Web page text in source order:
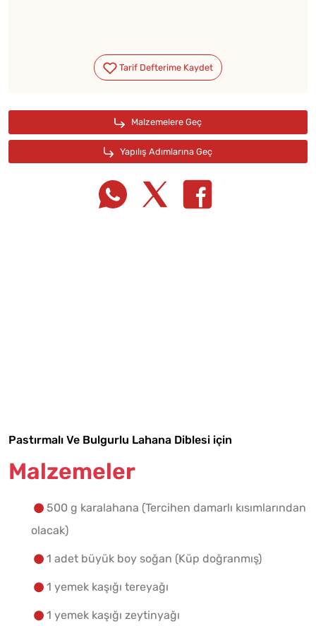
Pastırmalı Ve Bulgurlu Lahana Diblesi için
Malzemeler
500 g karalahana (Tercihen damarlı kısımlarından
olacak)
1 adet büyük boy soğan (Küp doğranmış)
1 yemek kaşığı tereyağı
1 yemek kaşığı zeytinyağı